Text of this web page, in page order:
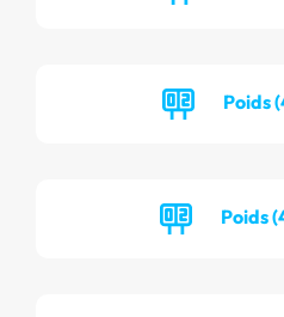
Poids
Poids